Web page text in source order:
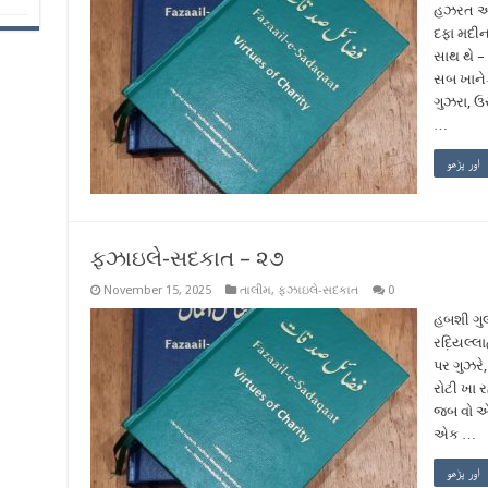
હઝરત
દફા
સાથ થે –
સબ
ગુઝરા,
…
اور پڑھو
ફઝાઇલે-સદકાત – ૨૭
November 15, 2025 તાલીમ, ફઝાઇલે-સદકાત 0
હબશી
પર ગુઝરે,
રોટી
જબ વો
એક …
اور پڑھو